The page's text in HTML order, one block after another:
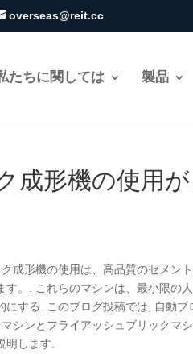
overseas@reit.cc
たちに関しては 製品
成形機の使用
成形機の使用は、高品質のセメン
す。. これらのマシンは、最小限の
にする. このブログ投稿では, 自動
シンとフライアッシュブリックマ
明します.